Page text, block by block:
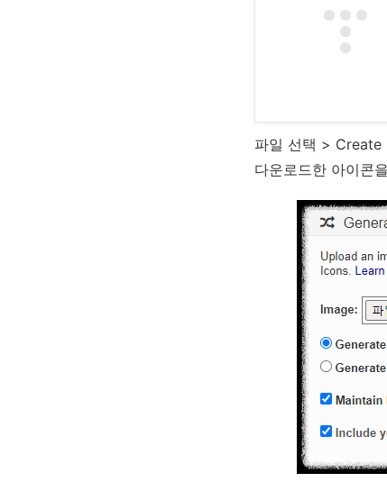
파일 선택 > Create
다운로드한 아이콘